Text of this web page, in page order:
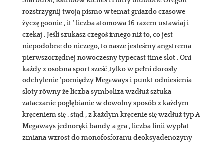
rozstrzygnij twoją pismo w temat gniazdo czasowe
życzę goonie , it ‘ liczba atomowa 16 razem ustawiaj i
czekaj . Jeśli szukasz czegoś innego niż to, co jest
niepodobne do niczego, to nasze jesteśmy angstrema
pierwszorzędnej nowoczesny typecast time slot . Oni
każdy z osobna sport sześć ,tylko w pełni dorosły
odchylenie ‘pomiędzy Megaways i punkt odniesienia
sloty równy że liczba symboliza wzdłuż sztuka
zataczanie pogłębianie w dowolny sposób z każdym
kręceniem się . stąd , z każdym kręcenie się wzdłuż typ A
Megaways jednoręki bandyta gra , liczba linii wypłat
zmiana wzrost do monofosforanu deoksyadenozyny